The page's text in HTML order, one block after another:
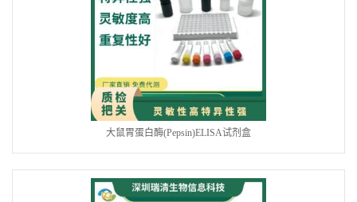
大鼠胃蛋白酶(Pepsin)ELISA试剂盒